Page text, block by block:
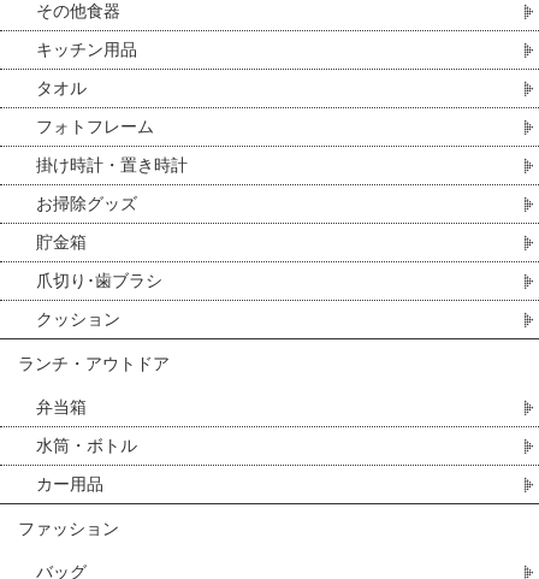
その他食器
キッチン用品
タオル
フォトフレーム
掛け時計・置き時計
お掃除グッズ
貯金箱
爪切り･歯ブラシ
クッション
ランチ・アウトドア
弁当箱
水筒・ボトル
カー用品
ファッション
バッグ